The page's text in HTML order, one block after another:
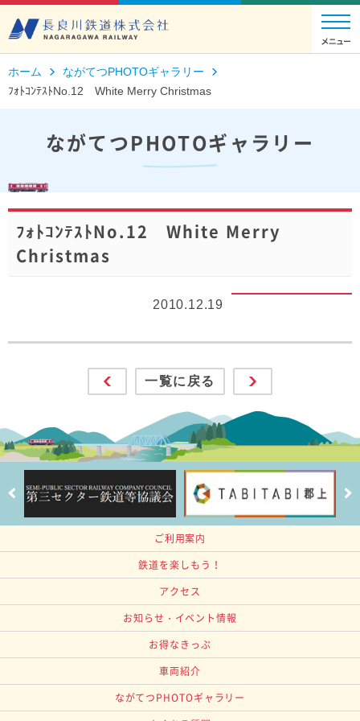
ホーム
ながてつPHOTOギャラリー
ﾌｫﾄｺﾝﾃｽﾄNo.12 White Merry Christmas
ながてつPHOTOギャラリー
ﾌｫﾄｺﾝﾃｽﾄNo.12 White Merry
Christmas
2010.12.19
一覧に戻る
ご利用案内
鉄道を楽しもう！
アクセス
お知らせ・イベント情報
お得なきっぷ
車両紹介
ながてつPHOTOギャラリー